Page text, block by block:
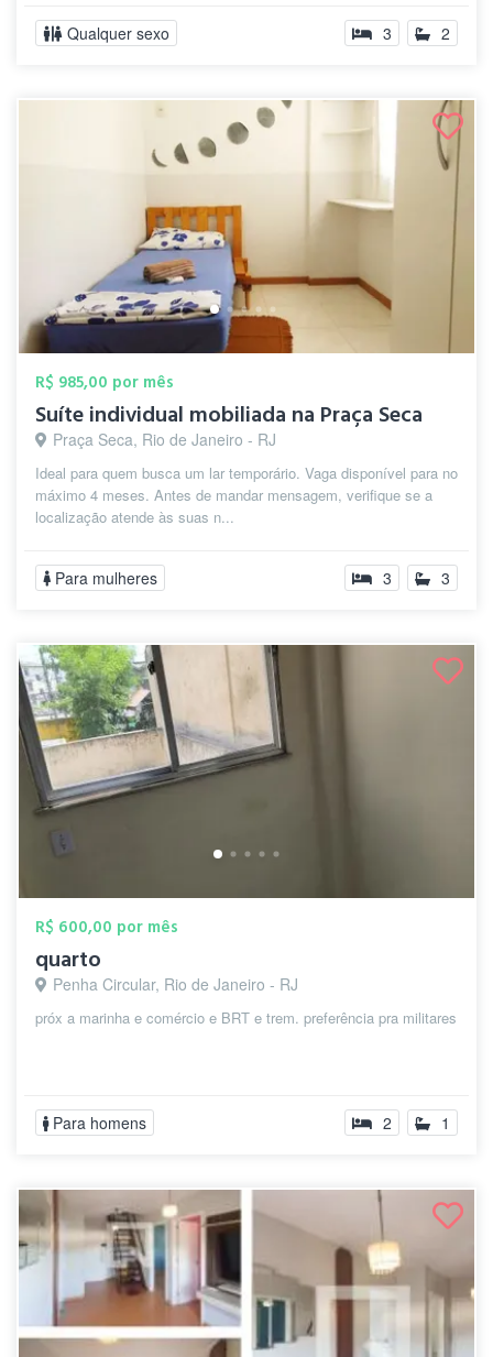
Qualquer sexo 3 2
R$ 985,00 por mês
Suíte individual mobiliada na Praça Seca
Praça Seca, Rio de Janeiro - RJ
Ideal para quem busca um lar temporário. Vaga disponível para no
máximo 4 meses. Antes de mandar mensagem, verifique se a
localização atende às suas n...
Para mulheres 3 3
R$ 600,00 por mês
quarto
Penha Circular, Rio de Janeiro - RJ
próx a marinha e comércio e BRT e trem. preferência pra militares
Para homens 2 1